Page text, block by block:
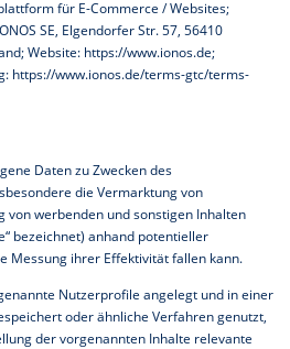
für E-Commerce / Websites;
SE, Elgendorfer Str. 57, 56410
Website: https://www.ionos.de;
https://www.ionos.de/terms-gtc/terms-
Daten zu Zwecken des
die Vermarktung von
von werbenden und sonstigen Inhalten
bezeichnet) anhand potentieller
Messung ihrer Effektivität fallen kann.
Nutzerprofile angelegt und in einer
oder ähnliche Verfahren genutzt,
der vorgenannten Inhalte relevante